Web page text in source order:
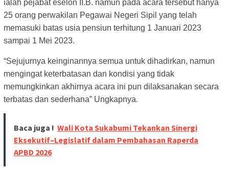
ialah pejabat eselon II.B. namun pada acara tersebut hanya
25 orang perwakilan Pegawai Negeri Sipil yang telah
memasuki batas usia pensiun terhitung 1 Januari 2023
sampai 1 Mei 2023.
“Sejujurnya keinginannya semua untuk dihadirkan, namun
mengingat keterbatasan dan kondisi yang tidak
memungkinkan akhirnya acara ini pun dilaksanakan secara
terbatas dan sederhana” Ungkapnya.
Baca juga ! Wali Kota Sukabumi Tekankan Sinergi
Eksekutif–Legislatif dalam Pembahasan Raperda
APBD 2026